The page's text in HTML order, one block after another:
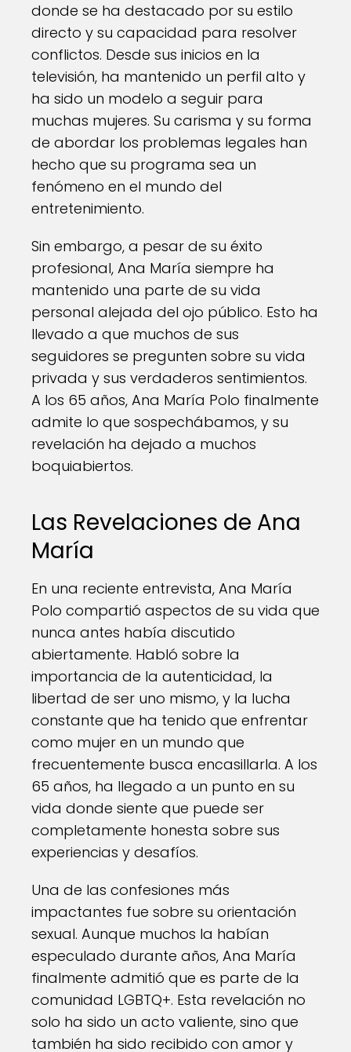
donde se ha destacado por su estilo
directo y su capacidad para resolver
conflictos. Desde sus inicios en la
televisión, ha mantenido un perfil alto y
ha sido un modelo a seguir para
muchas mujeres. Su carisma y su forma
de abordar los problemas legales han
hecho que su programa sea un
fenómeno en el mundo del
entretenimiento.
Sin embargo, a pesar de su éxito
profesional, Ana María siempre ha
mantenido una parte de su vida
personal alejada del ojo público. Esto ha
llevado a que muchos de sus
seguidores se pregunten sobre su vida
privada y sus verdaderos sentimientos.
A los 65 años, Ana María Polo finalmente
admite lo que sospechábamos, y su
revelación ha dejado a muchos
boquiabiertos.
Las Revelaciones de Ana
María
En una reciente entrevista, Ana María
Polo compartió aspectos de su vida que
nunca antes había discutido
abiertamente. Habló sobre la
importancia de la autenticidad, la
libertad de ser uno mismo, y la lucha
constante que ha tenido que enfrentar
como mujer en un mundo que
frecuentemente busca encasillarla. A los
65 años, ha llegado a un punto en su
vida donde siente que puede ser
completamente honesta sobre sus
experiencias y desafíos.
Una de las confesiones más
impactantes fue sobre su orientación
sexual. Aunque muchos la habían
especulado durante años, Ana María
finalmente admitió que es parte de la
comunidad LGBTQ+. Esta revelación no
solo ha sido un acto valiente, sino que
también ha sido recibido con amor y